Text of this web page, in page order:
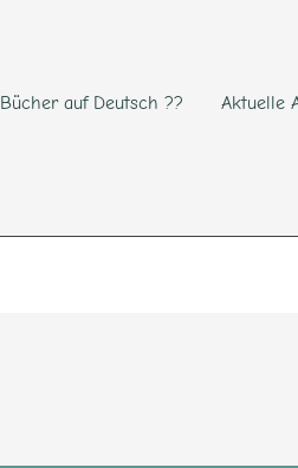
Bücher auf Deutsch ?? Aktuelle